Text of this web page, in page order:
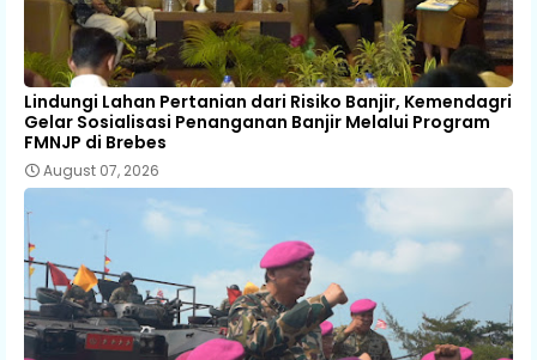
Lindungi Lahan Pertanian dari Risiko Banjir, Kemendagri
Gelar Sosialisasi Penanganan Banjir Melalui Program
FMNJP di Brebes
August 07, 2026